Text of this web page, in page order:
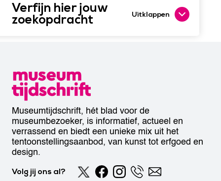
Verfijn hier jouw
zoekopdracht Uitklappen
Museumtijdschrift, hét blad voor de
museumbezoeker, is informatief, actueel en
verrassend en biedt een unieke mix uit het
tentoonstellingsaanbod, van kunst tot erfgoed en
design.
Volg jij ons al?